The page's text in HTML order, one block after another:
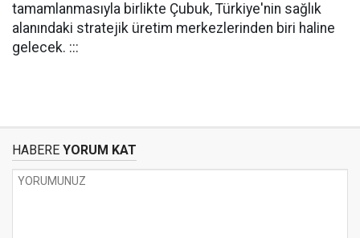
tamamlanmasıyla birlikte Çubuk, Türkiye'nin sağlık
alanındaki stratejik üretim merkezlerinden biri haline
gelecek. :::
HABERE YORUM KAT